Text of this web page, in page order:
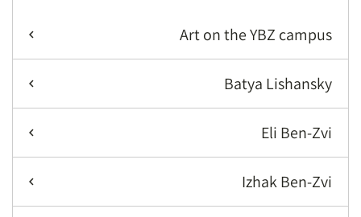
Art on the YBZ campus
Batya Lishansky
Eli Ben-Zvi
Izhak Ben-Zvi